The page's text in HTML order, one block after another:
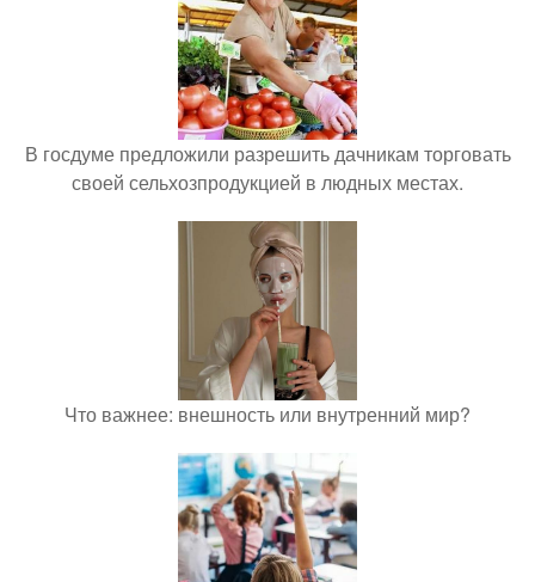
В госдуме предложили разрешить дачникам торговать
своей сельхозпродукцией в людных местах.
Что важнее: внешность или внутренний мир?